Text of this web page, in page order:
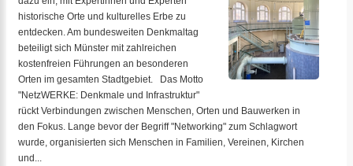
historische Orte und kulturelles Erbe zu
entdecken. Am bundesweiten Denkmaltag
beteiligt sich Münster mit zahlreichen
kostenfreien Führungen an besonderen
Orten im gesamten Stadtgebiet. Das Motto
"NetzWERKE: Denkmale und Infrastruktur"
rückt Verbindungen zwischen Menschen, Orten und Bauwerken in
den Fokus. Lange bevor der Begriff "Networking" zum Schlagwort
wurde, organisierten sich Menschen in Familien, Vereinen, Kirchen
und...